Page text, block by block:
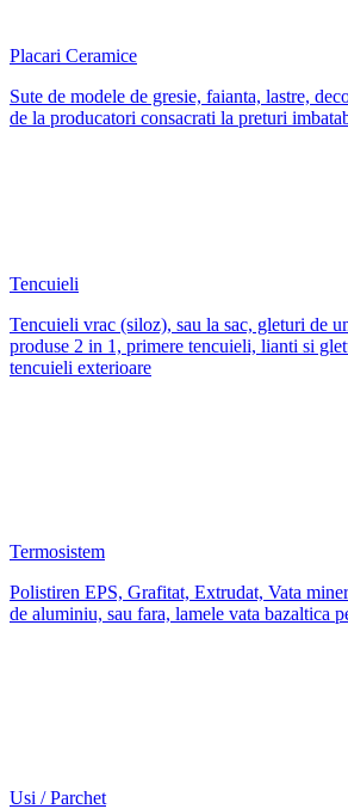
Placari Ceramice
Sute de modele de gresie, faianta, lastre,
de la producatori consacrati la preturi
Tencuieli
Tencuieli vrac (siloz), sau la sac, gleturi de
produse 2 in 1, primere tencuieli, lianti si
tencuieli exterioare
Termosistem
Polistiren EPS, Grafitat, Extrudat, Vata
de aluminiu, sau fara, lamele vata bazaltica
Usi / Parchet